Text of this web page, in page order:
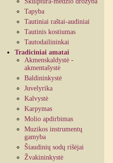
Tapyba
Tautiniai raštai-audiniai
Tautinis kostiumas
Tautodailininkai
Tradiciniai amatai
Akmenskaldystė -
akmentašystė
Baldininkystė
Juvelyrika
Kalvystė
Karpymas
Molio apdirbimas
Muzikos instrumentų
gamyba
Šiaudinių sodų rišėjai
Žvakininkystė